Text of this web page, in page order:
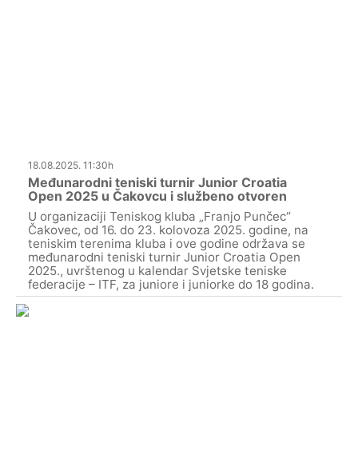
18.08.2025. 11:30h
Međunarodni teniski turnir Junior Croatia
Open 2025 u Čakovcu i službeno otvoren
U organizaciji Teniskog kluba „Franjo Punčec“
Čakovec, od 16. do 23. kolovoza 2025. godine, na
teniskim terenima kluba i ove godine održava se
međunarodni teniski turnir Junior Croatia Open
2025., uvrštenog u kalendar Svjetske teniske
federacije – ITF, za juniore i juniorke do 18 godina.